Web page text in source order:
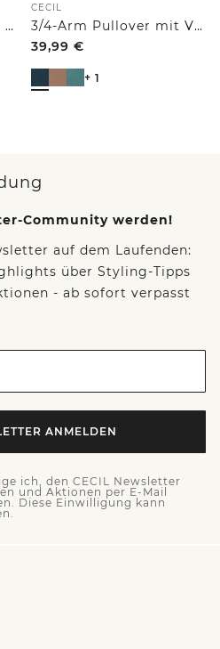
Pullover mit Rundhals und Leo-Muster
CECIL
3/4-Arm Pullover mit V-Neck und Strukturfront
39,99 €
+ 1
Community werden!
auf dem Laufenden:
über Styling-Tipps
- ab sofort verpasst
ANMELDEN
ich, den CECIL Newsletter
und Aktionen per E-Mail
Diese Einwilligung kann